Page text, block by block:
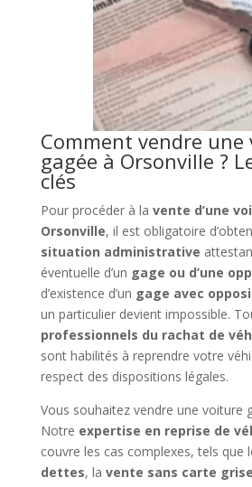
Comment vendre une
gagée à Orsonville ?
clés
Pour procéder à la vente d’une
Orsonville, il est obligatoire
situation administrative
éventuelle d’un gage ou d’une
d’existence d’un gage avec
un particulier devient impossible.
professionnels du rachat de
sont habilités à reprendre votre
respect des dispositions légales.
Vous souhaitez vendre une voiture
Notre expertise en reprise de
couvre les cas complexes, tels que
dettes, la vente sans carte grise